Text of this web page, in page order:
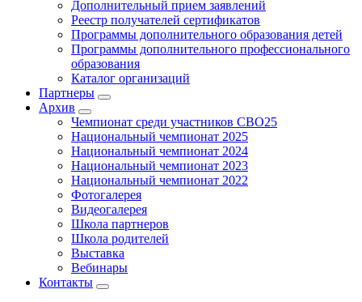
Дополнительный прием заявлений
Реестр получателей сертификатов
Программы дополнительного образования детей
Программы дополнительного профессионального
образования
Каталог организаций
Партнеры
Архив
Чемпионат среди участников СВО25
Национальный чемпионат 2025
Национальный чемпионат 2024
Национальный чемпионат 2023
Национальный чемпионат 2022
Фотогалерея
Видеогалерея
Школа партнеров
Школа родителей
Выставка
Вебинары
Контакты